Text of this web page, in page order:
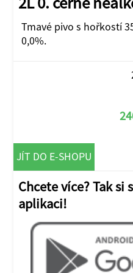
Tmavé pivo s hořkostí
0,0%.
JÍT DO E-SHOPU
Chcete více? Tak si
aplikaci!